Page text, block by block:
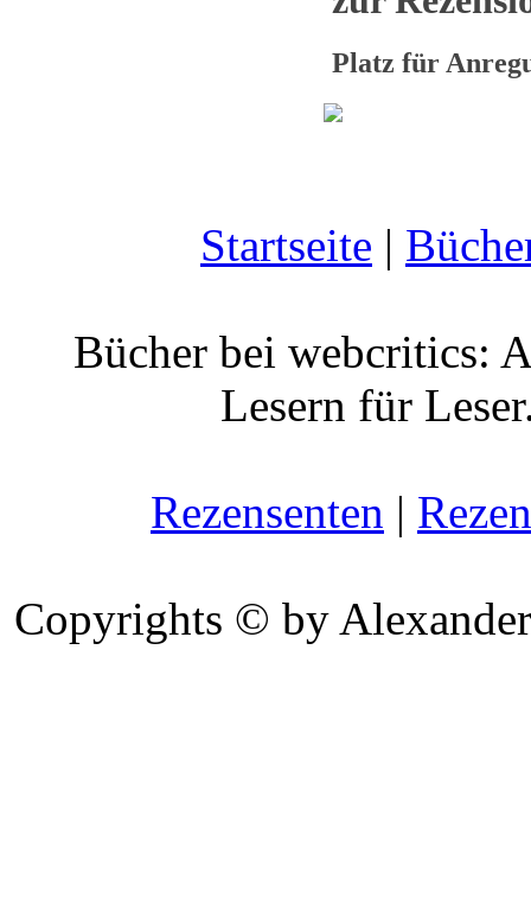
Platz für
Startseite |
Bücher bei webcritics:
Lesern für
Rezensenten |
Copyrights © by